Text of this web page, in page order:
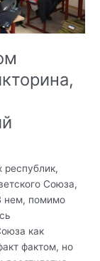
республик,
Союза,
нем, помимо
как
фактом, но